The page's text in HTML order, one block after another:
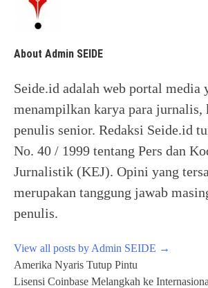
About Admin SEIDE
Seide.id adalah web portal media
menampilkan karya para jurnalis,
penulis senior. Redaksi Seide.id
No. 40 / 1999 tentang Pers dan
Jurnalistik (KEJ). Opini yang
merupakan tanggung jawab
penulis.
View all posts by Admin SEIDE →
Post
navigation
Amerika Nyaris Tutup Pintu
Lisensi Coinbase Melangkah ke